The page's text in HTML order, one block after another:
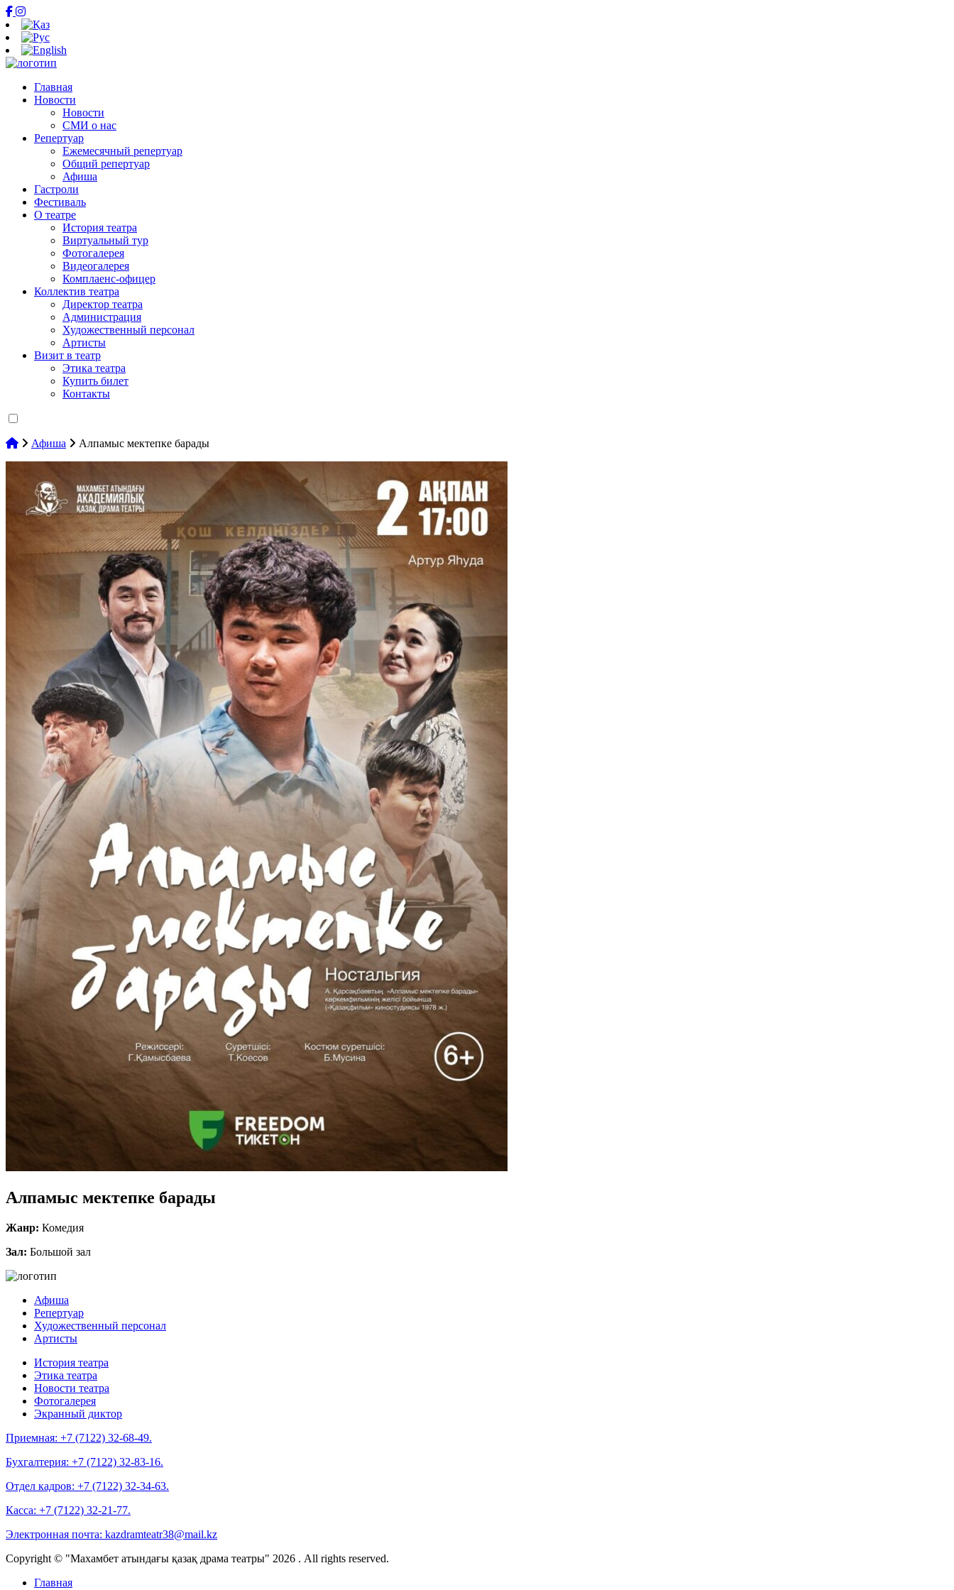
Главная
Новости
Новости
СМИ о нас
Репертуар
Ежемесячный репертуар
Общий репертуар
Афиша
Гастроли
Фестиваль
О театре
История театра
Виртуальный тур
Фотогалерея
Видеогалерея
Комплаенс-офицер
Коллектив театра
Директор театра
Администрация
Художественный персонал
Артисты
Визит в театр
Этика театра
Купить билет
Контакты
Афиша Алпамыс мектепке барады
Алпамыс мектепке барады
Жанр: Комедия
Зал: Большой зал
Афиша
Репертуар
Художественный персонал
Артисты
История театра
Этика театра
Новости театра
Фотогалерея
Экранный диктор
Приемная: +7 (7122) 32-68-49.
Бухгалтерия: +7 (7122) 32-83-16.
Отдел кадров: +7 (7122) 32-34-63.
Касса: +7 (7122) 32-21-77.
Электронная почта: kazdramteatr38@mail.kz
Copyright © "Махамбет атындағы қазақ драма театры" 2026 . All rights reserved.
Главная